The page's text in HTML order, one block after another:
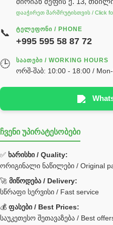
реек
სხადასხვა
Hyva
უჟანგავი ფოლადი
Bobcat ფილტრი
Caterpillar ფილტრი
JCB ფილტრი
ქვაბი გათბობა მილები
დააჭირეთ მარშრუტისთვის / Click
📞 ᲢᲔᲚᲔᲤᲝᲜᲘ / PHONE
+995 595 58 87 72
🕒 ᲡᲐᲐᲗᲔᲑᲘ / WORKING HOURS
ორშ-შაბ: 10:00 - 18:00 /
ჩვენი უპირატესობები
✅ ხარისხი / Quality:
ორიგინალი ნაწილები / Original
🚀 მიწოდება / Delivery:
სწრაფი სერვისი / Fast service
💰 ფასები / Best Prices:
საუკეთესო შეთავაზება / Best